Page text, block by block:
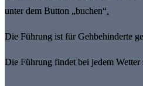
unter dem Button „buchen“.
Die Führung ist für Gehbehinderte
Die Führung findet bei jedem Wetter